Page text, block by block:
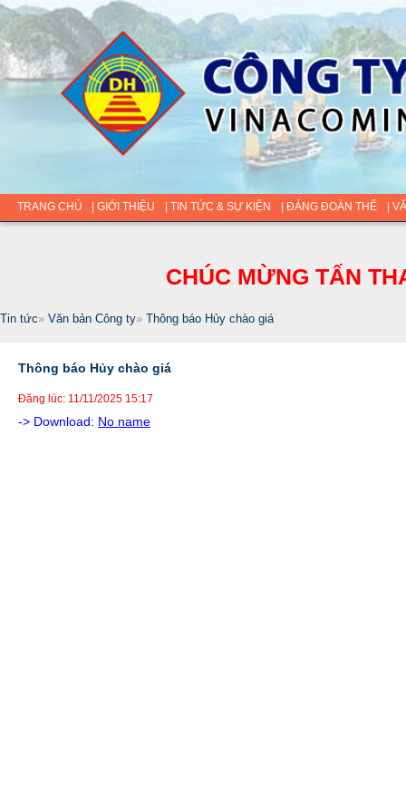
TRANG CHỦ | GIỚI THIỆU | TIN TỨC & SỰ KIỆN | ĐẢNG ĐOÀN THỂ |
CHÚC MỪNG TẤN
Tin tức» Văn bản Công ty» Thông báo Hủy chào giá
Thông báo Hủy chào giá
Đăng lúc: 11/11/2025 15:17
-> Download: No name